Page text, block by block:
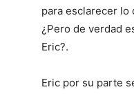
para esclarecer
¿Pero de verdad
Eric?.
Eric por su parte